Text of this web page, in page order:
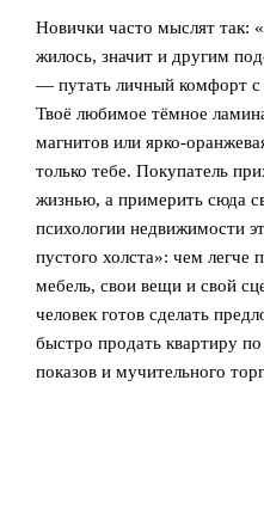
Новички часто мыслят так:
жилось, значит и другим
— путать личный комфорт
Твоё любимое тёмное
магнитов или ярко-
только тебе. Покупатель
жизнью, а примерить сюда
психологии недвижимости
пустого холста»: чем легче
мебель, свои вещи и свой
человек готов сделать
быстро продать квартиру
показов и мучительного